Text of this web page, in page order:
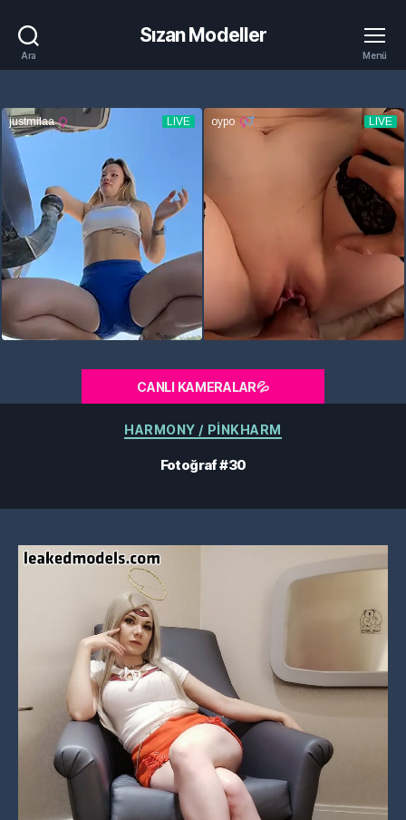
Ara
Sızan Modeller
Menü
CANLI KAMERALAR💦
Kategoriler
HARMONY / PINKHARM
Fotoğraf #30